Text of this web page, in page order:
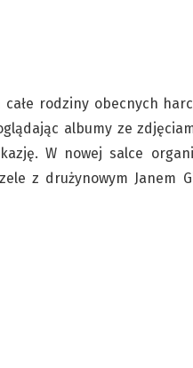
rodziny obecnych
albumy ze
W nowej salce
z drużynowym Janem